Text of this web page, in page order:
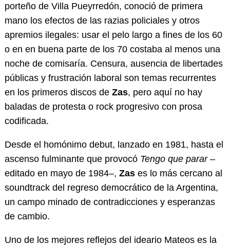
porteño de Villa Pueyrredón, conoció de primera
mano los efectos de las razias policiales y otros
apremios ilegales: usar el pelo largo a fines de los 60
o en en buena parte de los 70 costaba al menos una
noche de comisaría. Censura, ausencia de libertades
públicas y frustración laboral son temas recurrentes
en los primeros discos de Zas, pero aquí no hay
baladas de protesta o rock progresivo con prosa
codificada.
Desde el homónimo debut, lanzado en 1981, hasta el
ascenso fulminante que provocó Tengo que parar–
editado en mayo de 1984–, Zas es lo más cercano al
soundtrack del regreso democrático de la Argentina,
un campo minado de contradicciones y esperanzas
de cambio.
Uno de los mejores reflejos del ideario Mateos es la